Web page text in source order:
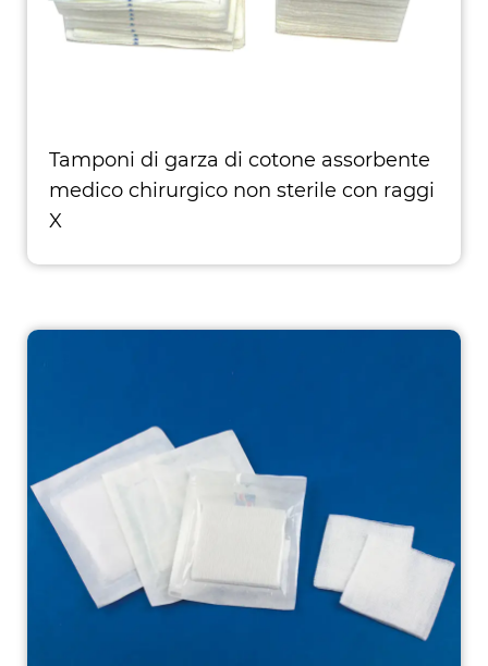
Tamponi di garza di cotone assorbente
medico chirurgico non sterile con raggi
X